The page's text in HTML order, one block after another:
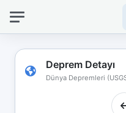
Deprem Detayı
Dünya Depremleri
bağlantınız
koptu!
Çevrimdışı
moddasınız.